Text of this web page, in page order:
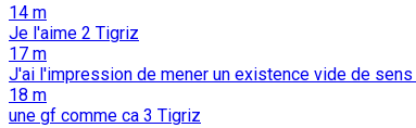
14 m
Je l'aime 2 Tigriz
17 m
J'ai l'impression de mener un existence vide de sens
18 m
une gf comme ca 3 Tigriz